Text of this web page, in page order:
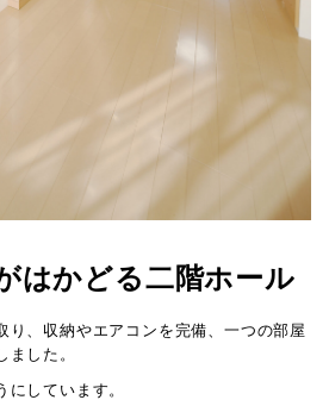
はかどる二階ホール
り、収納やエアコンを完備、一つの部屋
ました。
しています。